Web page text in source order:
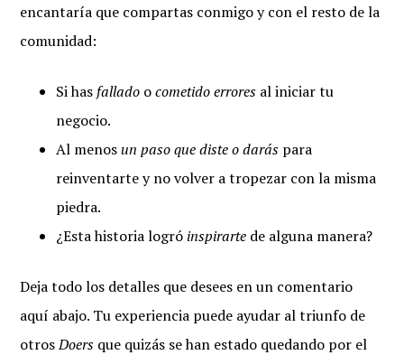
encantaría que compartas conmigo y con el resto de la
comunidad:
Si has fallado ocometido errores al iniciar tu
negocio.
Al menosun paso que diste o darás para
reinventarte y no volver a tropezar con la misma
piedra.
¿Esta historia logró inspirarte de alguna manera?
Deja todo los detalles que desees en un comentario
aquí abajo. Tu experiencia puede ayudar al triunfo de
otrosDoers que quizás se han estado quedando por el